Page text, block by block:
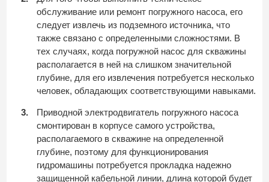
обслуживание или ремонт погружного насоса, его
следует извлечь из подземного источника, что
также связано с определенными сложностями. В
тех случаях, когда погружной насос для скважины
располагается в ней на слишком значительной
глубине, для его извлечения потребуется несколько
человек, обладающих соответствующими навыками.
Приводной электродвигатель погружного насоса
смонтирован в корпусе самого устройства,
располагаемого в скважине на определенной
глубине, поэтому для функционирования
гидромашины потребуется прокладка надежно
защищенной кабельной линии, длина которой будет